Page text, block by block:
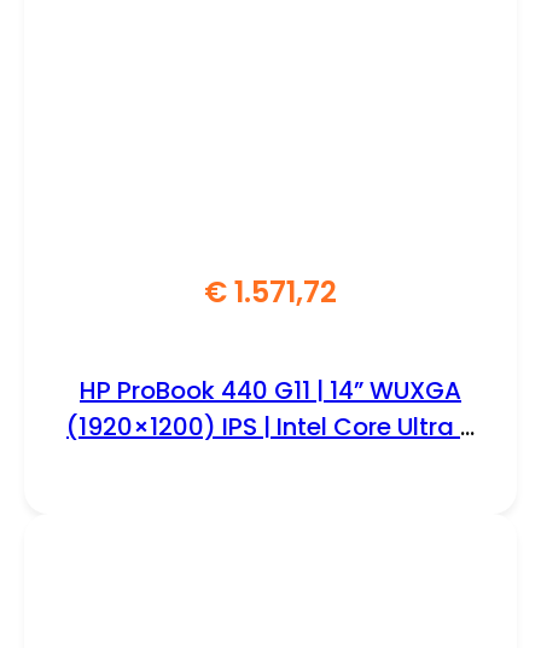
€1.571,72
HP ProBook 440 G11 | 14” WUXGA
(1920×1200) IPS | Intel Core Ultra 7